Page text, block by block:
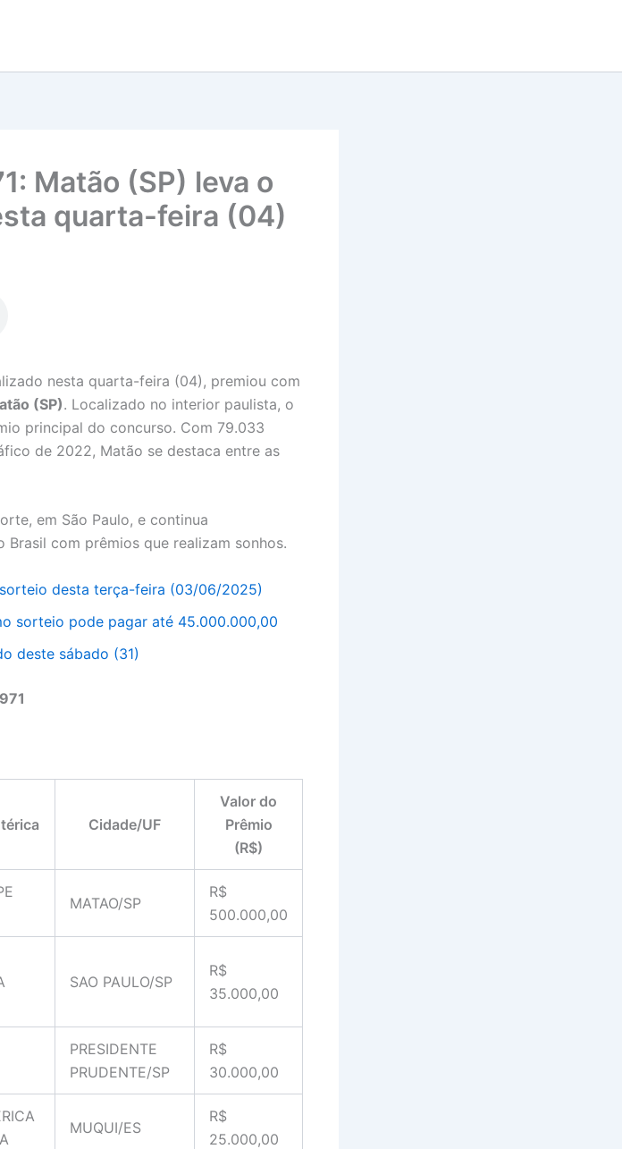
Matão (SP) leva o
quarta-feira (04)
nesta quarta-feira (04), premiou com
(SP). Localizado no interior paulista, o
principal do concurso. Com 79.033
de 2022, Matão se destaca entre as
em São Paulo, e continua
com prêmios que realizam sonhos.
desta terça-feira (03/06/2025)
sorteio pode pagar até 45.000.000,00
deste sábado (31)
Cidade/UF
Valor do
Prêmio
(R$)
MATAO/SP
R$
500.000,00
SAO PAULO/SP
R$
35.000,00
PRESIDENTE
PRUDENTE/SP
R$
30.000,00
MUQUI/ES
R$
25.000,00